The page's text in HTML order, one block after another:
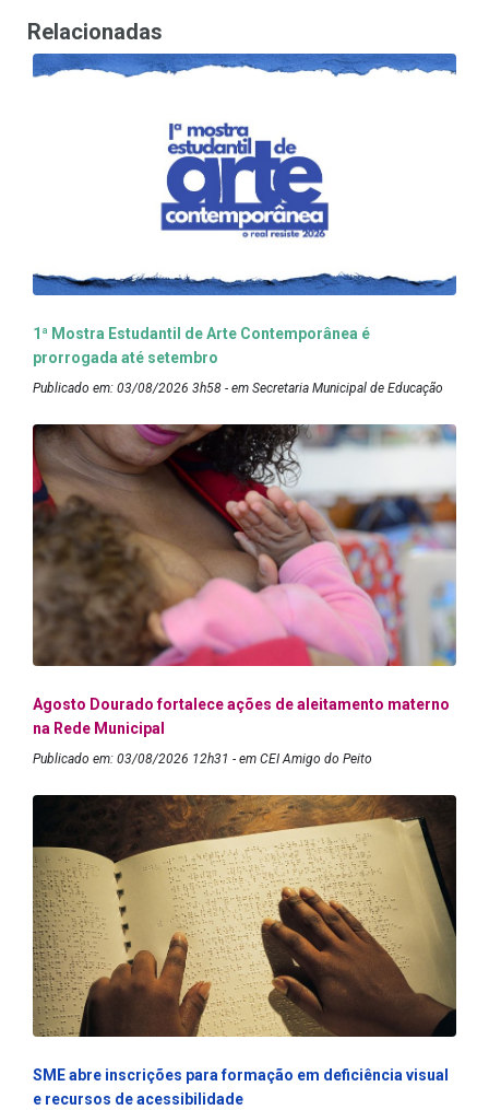
Relacionadas
1ª Mostra Estudantil de Arte Contemporânea é
prorrogada até setembro
Publicado em: 03/08/2026 3h58 - em Secretaria Municipal de Educação
Agosto Dourado fortalece ações de aleitamento materno
na Rede Municipal
Publicado em: 03/08/2026 12h31 - em CEI Amigo do Peito
SME abre inscrições para formação em deficiência visual
e recursos de acessibilidade